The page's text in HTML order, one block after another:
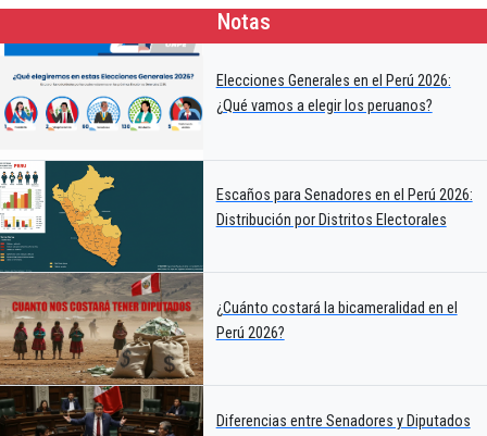
Notas
Elecciones Generales en el Perú 2026:
¿Qué vamos a elegir los peruanos?
Escaños para Senadores en el Perú 2026:
Distribución por Distritos Electorales
¿Cuánto costará la bicameralidad en el
Perú 2026?
Diferencias entre Senadores y Diputados